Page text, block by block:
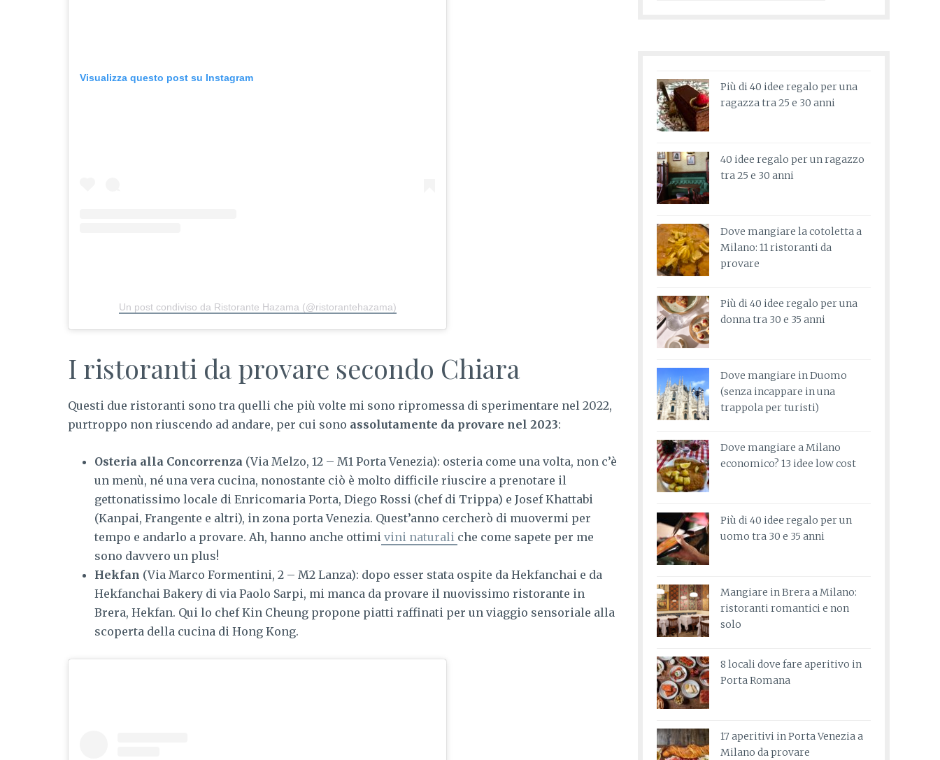
Visualizza questo post su Instagram
Un post condiviso da Ristorante Hazama (@ristorantehazama)
I ristoranti da provare secondo Chiara
Questi due ristoranti sono tra quelli che più volte mi sono ripromessa di sperimentare nel 2022,
purtroppo non riuscendo ad andare, per cui sono assolutamente da provare nel 2023:
Osteria alla Concorrenza (Via Melzo, 12 – M1 Porta Venezia): osteria come una volta, non c’è
un menù, né una vera cucina, nonostante ciò è molto difficile riuscire a prenotare il
gettonatissimo locale di Enricomaria Porta, Diego Rossi (chef di Trippa) e Josef Khattabi
(Kanpai, Frangente e altri), in zona porta Venezia. Quest’anno cercherò di muovermi per
tempo e andarlo a provare. Ah, hanno anche ottimi vini naturali che come sapete per me
sono davvero un plus!
Hekfan (Via Marco Formentini, 2 – M2 Lanza): dopo esser stata ospite da Hekfanchai e da
Hekfanchai Bakery di via Paolo Sarpi, mi manca da provare il nuovissimo ristorante in
Brera, Hekfan. Qui lo chef Kin Cheung propone piatti raffinati per un viaggio sensoriale alla
scoperta della cucina di Hong Kong.
Più di 40 idee regalo per una
ragazza tra 25 e 30 anni
40 idee regalo per un ragazzo
tra 25 e 30 anni
Dove mangiare la cotoletta a
Milano: 11 ristoranti da
provare
Più di 40 idee regalo per una
donna tra 30 e 35 anni
Dove mangiare in Duomo
(senza incappare in una
trappola per turisti)
Dove mangiare a Milano
economico? 13 idee low cost
Più di 40 idee regalo per un
uomo tra 30 e 35 anni
Mangiare in Brera a Milano:
ristoranti romantici e non
solo
8 locali dove fare aperitivo in
Porta Romana
17 aperitivi in Porta Venezia a
Milano da provare